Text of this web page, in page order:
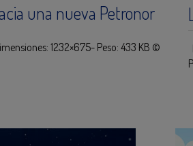
una nueva Petronor
1232×675- Peso: 433 KB ©